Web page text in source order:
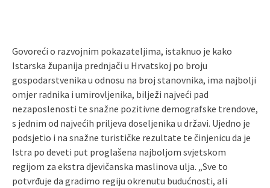
Govoreći o razvojnim pokazateljima, istaknuo je kako
Istarska županija prednjači u Hrvatskoj po broju
gospodarstvenika u odnosu na broj stanovnika, ima najbolji
omjer radnika i umirovljenika, bilježi najveći pad
nezaposlenosti te snažne pozitivne demografske trendove,
s jednim od najvećih priljeva doseljenika u državi. Ujedno je
podsjetio i na snažne turističke rezultate te činjenicu da je
Istra po deveti put proglašena najboljom svjetskom
regijom za ekstra djevičanska maslinova ulja. „Sve to
potvrđuje da gradimo regiju okrenutu budućnosti, ali